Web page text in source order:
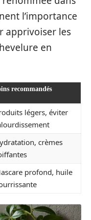
l’importance
apprivoiser les
en
recommandés
légers, éviter
crèmes
profond, huile